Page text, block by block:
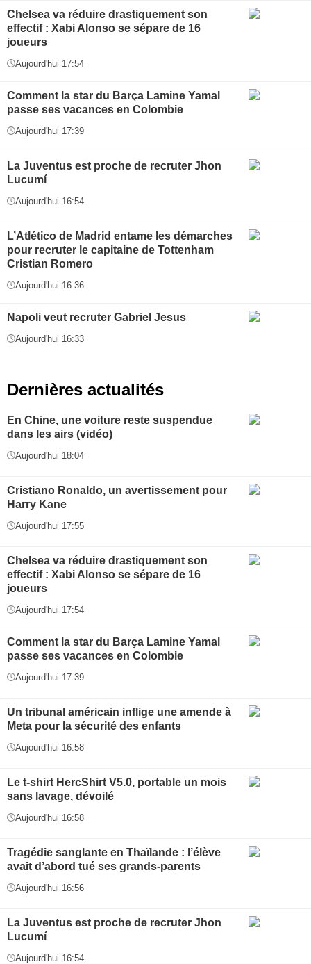
Chelsea va réduire drastiquement son
effectif : Xabi Alonso se sépare de 16
joueurs
Aujourd'hui 17:54
Comment la star du Barça Lamine Yamal
passe ses vacances en Colombie
Aujourd'hui 17:39
La Juventus est proche de recruter Jhon
Lucumí
Aujourd'hui 16:54
L’Atlético de Madrid entame les démarches
pour recruter le capitaine de Tottenham
Cristian Romero
Aujourd'hui 16:36
Napoli veut recruter Gabriel Jesus
Aujourd'hui 16:33
Dernières actualités
En Chine, une voiture reste suspendue
dans les airs (vidéo)
Aujourd'hui 18:04
Cristiano Ronaldo, un avertissement pour
Harry Kane
Aujourd'hui 17:55
Chelsea va réduire drastiquement son
effectif : Xabi Alonso se sépare de 16
joueurs
Aujourd'hui 17:54
Comment la star du Barça Lamine Yamal
passe ses vacances en Colombie
Aujourd'hui 17:39
Un tribunal américain inflige une amende à
Meta pour la sécurité des enfants
Aujourd'hui 16:58
Le t-shirt HercShirt V5.0, portable un mois
sans lavage, dévoilé
Aujourd'hui 16:58
Tragédie sanglante en Thaïlande : l’élève
avait d’abord tué ses grands-parents
Aujourd'hui 16:56
La Juventus est proche de recruter Jhon
Lucumí
Aujourd'hui 16:54